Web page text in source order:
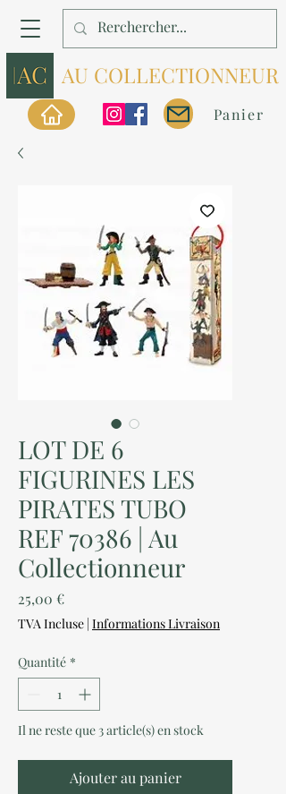
AU COLLECTIONNEUR
Panier
LOT DE 6
FIGURINES LES
PIRATES TUBO
REF 70386 | Au
Collectionneur
25,00 €Prix
TVA Incluse | Informations Livraison
Quantité *
Il ne reste que 3 article(s) en stock
Ajouter au panier